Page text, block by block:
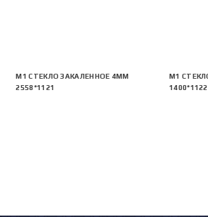
М1 СТЕКЛО ЗАКАЛЕННОЕ 4ММ
2558*1121
М1
1400*1122